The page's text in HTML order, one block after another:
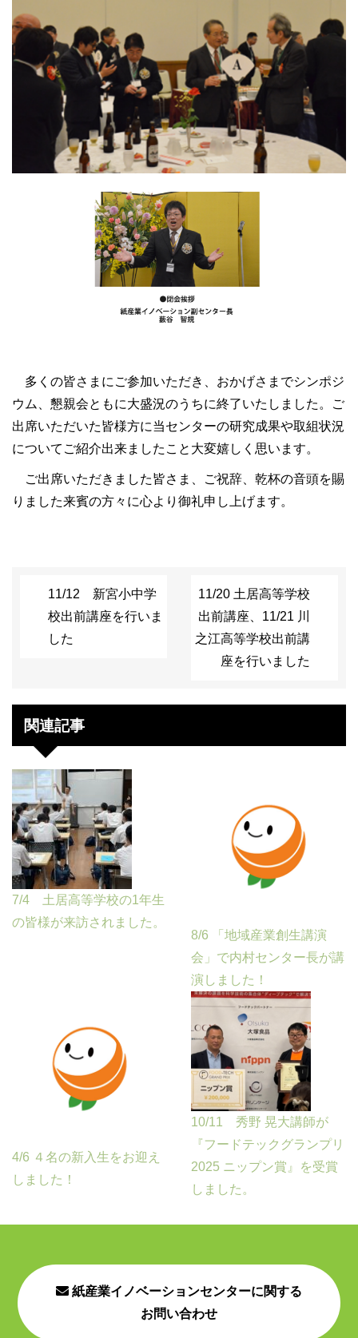
多くの皆さまにご参加いただき、おかげさまでシンポジ
ウム、懇親会ともに大盛況のうちに終了いたしました。ご
出席いただいた皆様方に当センターの研究成果や取組状況
についてご紹介出来ましたこと大変嬉しく思います。
ご出席いただきました皆さま、ご祝辞、乾杯の音頭を賜
りました来賓の方々に心より御礼申し上げます。
11/12 新宮小中学
校出前講座を行いま
した
11/20 土居高等学校
出前講座、11/21 川
之江高等学校出前講
座を行いました
関連記事
7/4 土居高等学校の1年生
の皆様が来訪されました。
8/6 「地域産業創生講演
会」で内村センター長が講
演しました！
4/6 ４名の新入生をお迎え
しました！
10/11 秀野 晃大講師が
『フードテックグランプリ
2025 ニップン賞』を受賞
しました。
紙産業イノベーションセンターに関する
お問い合わせ